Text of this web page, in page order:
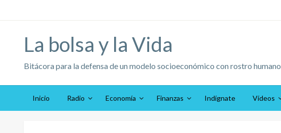
al
La bolsa y la Vida
Bitácora para la defensa de un modelo socioeconómico con rostro humano
Inicio Radio Economía Finanzas Indígnate Vídeos